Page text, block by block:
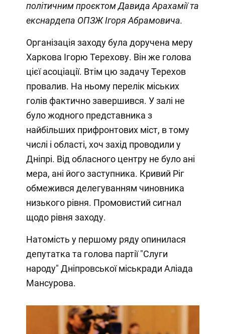
політичним проєктом Давида Арахамії та
екснардепа ОПЗЖ Ігоря Абрамовича.
Організація заходу була доручена меру
Харкова Ігорю Терехову. Він же голова
цієї асоціації. Втім цю задачу Терехов
провалив. На ньому перелік міських
голів фактично завершився. У залі не
було жодного представника з
найбільших прифронтових міст, в тому
числі і області, хоч захід проводили у
Дніпрі. Від обласного центру не було ані
мера, ані його заступника. Кривий Ріг
обмежився делегуванням чиновника
низького рівня. Промовистий сигнал
щодо рівня заходу.
Натомість у першому ряду опинилася
депутатка та голова партії "Слуги
народу" Дніпровської міськради Аліада
Мансурова.